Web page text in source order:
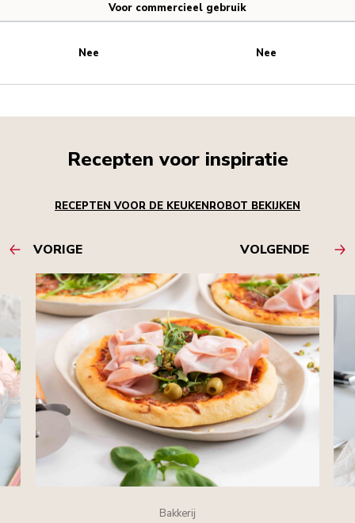
Voor commercieel gebruik
Nee Nee
Recepten voor inspiratie
RECEPTEN VOOR DE KEUKENROBOT BEKIJKEN
VORIGE VOLGENDE
Bakkerij